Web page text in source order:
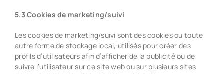
5.3 Cookies de marketing/suivi
Les cookies de marketing/suivi sont des cookies ou toute
autre forme de stockage local, utilisés pour créer des
profils d’utilisateurs afin d’afficher de la publicité ou de
suivre l’utilisateur sur ce site web ou sur plusieurs sites